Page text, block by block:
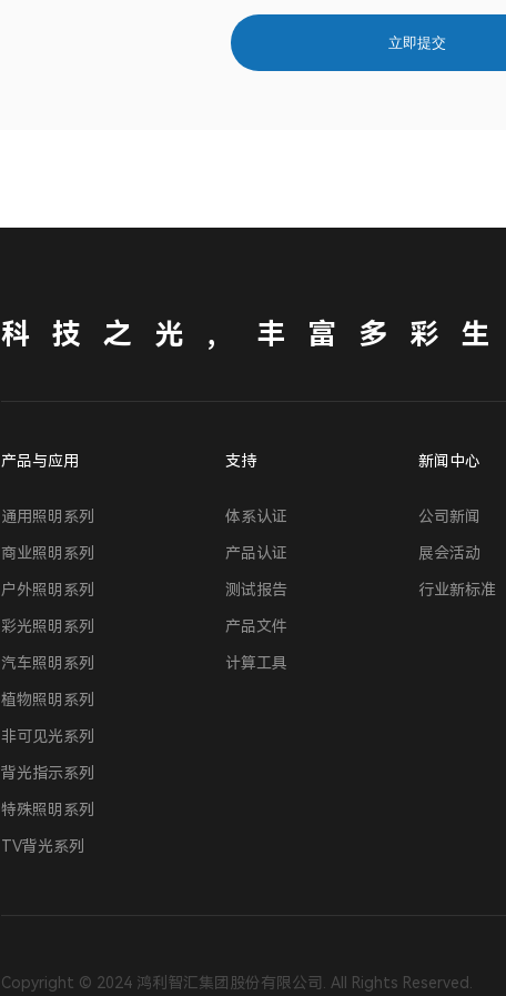
立即提交
科技之光，丰富多彩
产品与应用
通用照明系列
商业照明系列
户外照明系列
彩光照明系列
汽车照明系列
植物照明系列
非可见光系列
背光指示系列
特殊照明系列
TV背光系列
支持
体系认证
产品认证
测试报告
产品文件
计算工具
新闻中心
公司新闻
展会活动
行业新标准
Copyright © 2024 鸿利智汇集团股份有限公司. All Rights Reserved.